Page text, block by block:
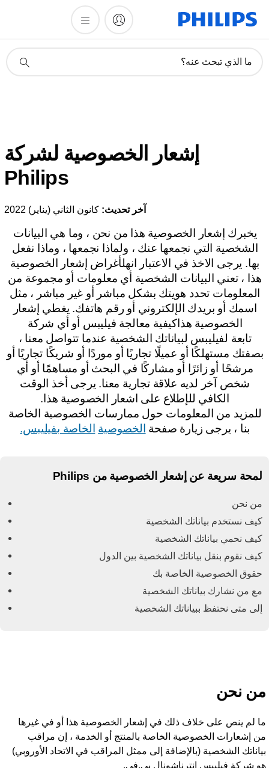
دعم
ما الذي تبحث عنه؟
إشعار الخصوصية لشركة
Philips
آخر تحديث:كانون الثاني (يناير) 2022
يخبرك إشعار الخصوصية هذا من نحن ، وما هي البيانات
الشخصية التي نجمعها عنك ، ولماذا نجمعها ، وماذا نفعل
بها. يرجى الاخذ في الاعتبار انهلأغراض إشعار الخصوصية
هذا ، تعني البيانات الشخصية أي معلومات أو مجموعة من
المعلومات تحدد هويتك بشكل مباشر أو غير مباشر ، مثل
اسمك أو بريدك الإلكتروني أو رقم هاتفك. يغطي إشعار
الخصوصية هذاكيفية معالجة فيليبس أو أي شركة
تابعة لفيليبس لبياناتك الشخصية عندما تتواصل معنا ،
بصفتك مستهلكًا أو عميلًا تجاريًا أو موردًا أو شريكًا تجاريًا أو
مرشحًا أو زائرًا أو مشاركًا في البحث أو مساهمًا أو أي
شخص آخر لديه علاقة تجارية معنا. يرجى أخذ الوقت
الكافي للإطلاع على اشعار الخصوصية هذا.
للمزيد من المعلومات حول ممارسات الخصوصية الخاصة
بنا ، يرجى زيارة صفحةالخصوصية الخاصة بفيليبس.
لمحة سريعة عن إشعار الخصوصية من Philips
من نحن
كيف نستخدم بياناتك الشخصية
كيف نحمي بياناتك الشخصية
كيف نقوم بنقل بياناتك الشخصية بين الدول
حقوق الخصوصية الخاصة بك
مع من نشارك بياناتك الشخصية
إلى متى نحتفظ ببياناتك الشخصية
نحن
لم ينص على خلاف ذلك في إشعار الخصوصية هذا أو في غيرها
إشعارات الخصوصية الخاصة بالمنتج أو الخدمة ، إن مراقب
الشخصية (بالإضافة إلى ممثل المراقب في الاتحاد الأوروبي)
شركة فيليبس انترناشونال بي.في.